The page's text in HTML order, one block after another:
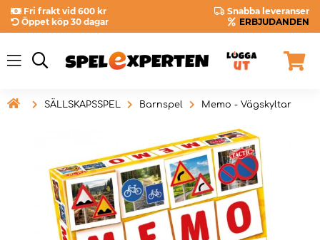
Fri frakt vid 600 kr
Snabba leveranser
Öppet köp 30 dagar
ERBJUDANDEN
 SÄLLSKAPSSPEL Barnspel Memo - Vägskyltar